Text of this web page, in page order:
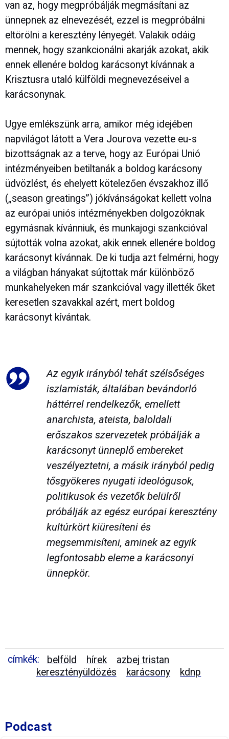
van az, hogy megpróbálják megmásítani az
ünnepnek az elnevezését, ezzel is megpróbálni
eltörölni a keresztény lényegét. Valakik odáig
mennek, hogy szankcionálni akarják azokat, akik
ennek ellenére boldog karácsonyt kívánnak a
Krisztusra utaló külföldi megnevezéseivel a
karácsonynak.
Ugye emlékszünk arra, amikor még idejében
napvilágot látott a Vera Jourova vezette eu-s
bizottságnak az a terve, hogy az Európai Unió
intézményeiben betiltanák a boldog karácsony
üdvözlést, és ehelyett kötelezően évszakhoz illő
(„season greatings”) jókívánságokat kellett volna
az európai uniós intézményekben dolgozóknak
egymásnak kívánniuk, és munkajogi szankcióval
sújtották volna azokat, akik ennek ellenére boldog
karácsonyt kívánnak. De ki tudja azt felmérni, hogy
a világban hányakat sújtottak már különböző
munkahelyeken már szankcióval vagy illették őket
keresetlen szavakkal azért, mert boldog
karácsonyt kívántak.
Az egyik irányból tehát szélsőséges
iszlamisták, általában bevándorló
háttérrel rendelkezők, emellett
anarchista, ateista, baloldali
erőszakos szervezetek próbálják a
karácsonyt ünneplő embereket
veszélyeztetni, a másik irányból pedig
tősgyökeres nyugati ideológusok,
politikusok és vezetők belülről
próbálják az egész európai keresztény
kultúrkört kiüresíteni és
megsemmisíteni, aminek az egyik
legfontosabb eleme a karácsonyi
ünnepkör.
címkék: belföld hírek
azbej tristan
keresztényüldözés
karácsony kdnp
Podcast